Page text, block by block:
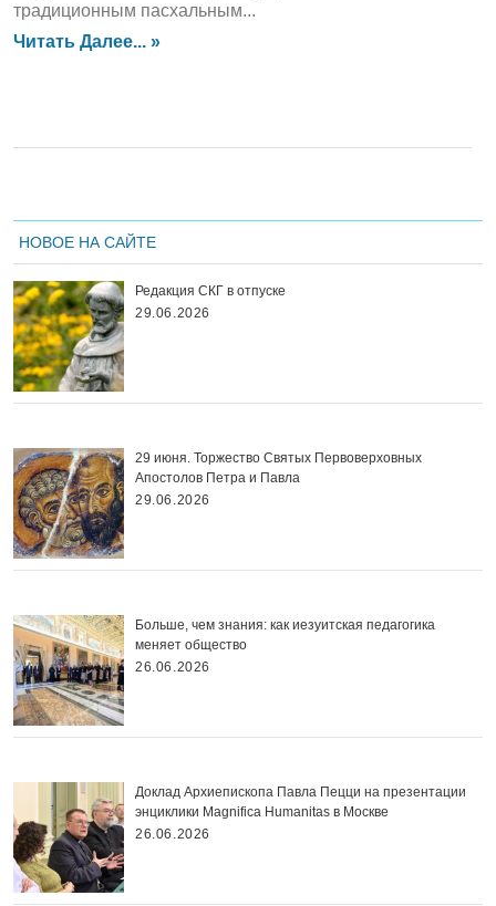
традиционным пасхальным...
Читать Далее... »
НОВОЕ НА САЙТЕ
Редакция СКГ в отпуске
29.06.2026
29 июня. Торжество Святых Первоверховных
Апостолов Петра и Павла
29.06.2026
Больше, чем знания: как иезуитская педагогика
меняет общество
26.06.2026
Доклад Архиепископа Павла Пецци на презентации
энциклики Magnifica Нumanitas в Москве
26.06.2026